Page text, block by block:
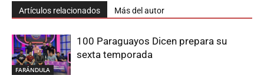
Artículos relacionados Más del autor
FARÁNDULA
100 Paraguayos Dicen prepara su
sexta temporada